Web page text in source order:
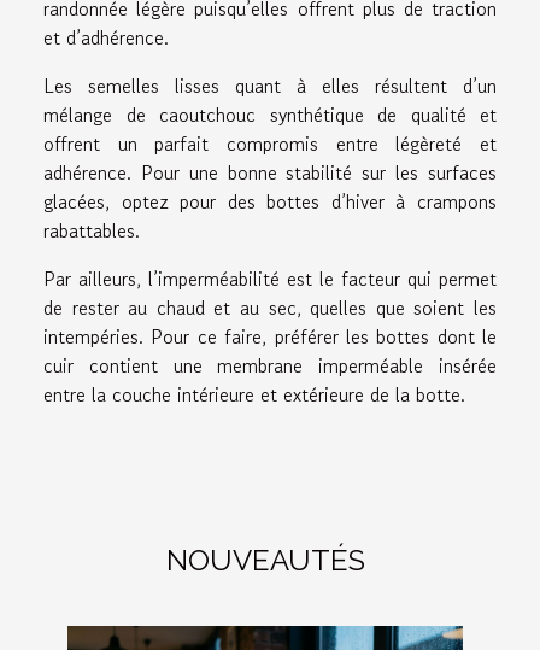
randonnée légère puisqu’elles offrent plus de traction
et d’adhérence.
Les semelles lisses quant à elles résultent d’un
mélange de caoutchouc synthétique de qualité et
offrent un parfait compromis entre légèreté et
adhérence. Pour une bonne stabilité sur les surfaces
glacées, optez pour des bottes d’hiver à crampons
rabattables.
Par ailleurs, l’imperméabilité est le facteur qui permet
de rester au chaud et au sec, quelles que soient les
intempéries. Pour ce faire, préférer les bottes dont le
cuir contient une membrane imperméable insérée
entre la couche intérieure et extérieure de la botte.
NOUVEAUTÉS